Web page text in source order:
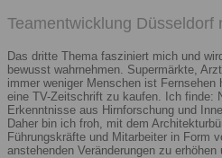
Teamentwicklung Düsseldorf
Das dritte Thema fasziniert mich und
bewusst wahrnehmen. Supermärkte,
immer weniger Menschen ist
eine TV-Zeitschrift zu kaufen. Ich finde:
Erkenntnisse aus Hirnforschung und
Daher bin ich froh, mit dem
Führungskräfte und Mitarbeiter in Form
anstehenden Veränderungen zu